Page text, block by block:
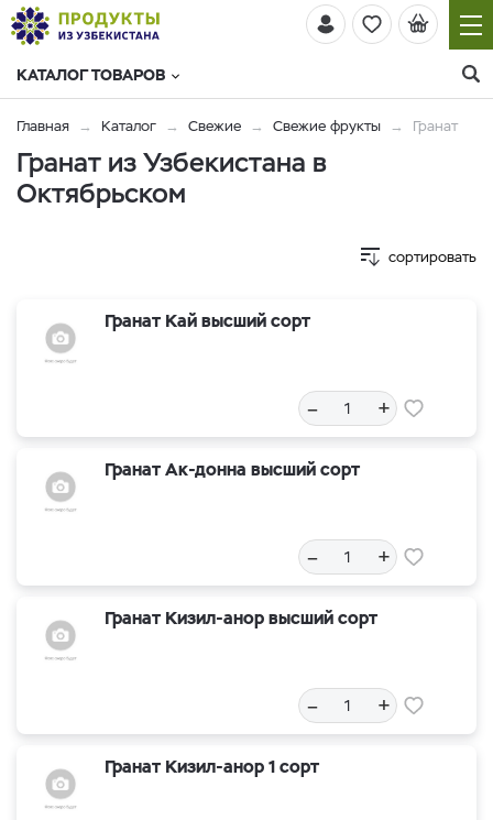
КАТАЛОГ ТОВАРОВ
Главная Каталог Свежие Свежие фрукты Гранат
Гранат из Узбекистана в
Октябрьском
сортировать
Гранат Кай высший сорт
– +
Гранат Ак-донна высший сорт
– +
Гранат Кизил-анор высший сорт
– +
Гранат Кизил-анор 1 сорт